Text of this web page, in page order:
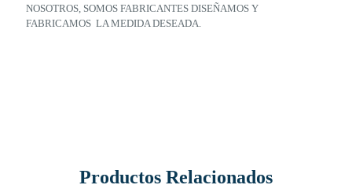
NOSOTROS, SOMOS FABRICANTES DISEÑAMOS Y
FABRICAMOS LA MEDIDA DESEADA.
Productos Relacionados